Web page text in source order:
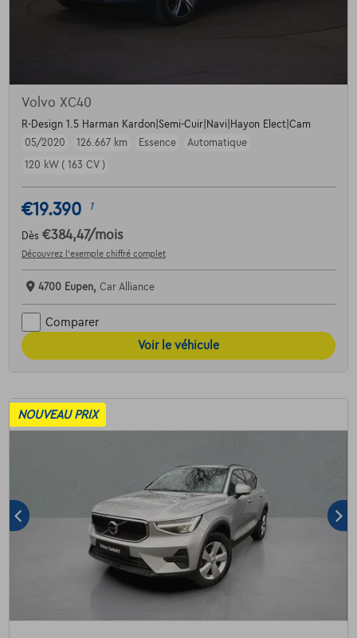
Volvo XC40
R-Design 1.5 Harman Kardon|Semi-Cuir|Navi|Hayon Elect|Cam
05/2020
126.667 km Essence
Automatique
120 kW ( 163 CV )
€19.390 1
Dès €384,47/mois
Découvrez l’exemple chiffré complet
4700 Eupen, Car Alliance
Comparer
Voir le véhicule
NOUVEAU PRIX